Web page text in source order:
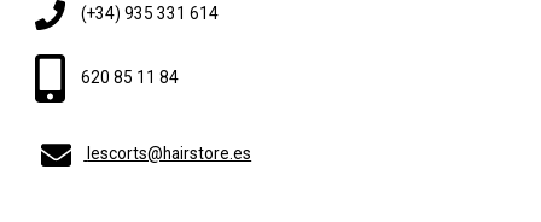
(+34) 935 331 614
620 85 11 84
lescorts@hairstore.es